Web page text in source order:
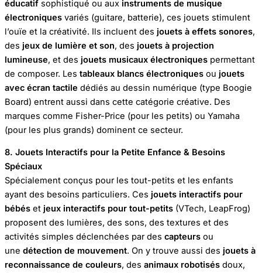
éducatif sophistiqué ou aux instruments de musique
électroniques variés (guitare, batterie), ces jouets stimulent
l’ouïe et la créativité. Ils incluent des jouets à effets sonores,
des jeux de lumière et son, des jouets à projection
lumineuse, et des jouets musicaux électroniques permettant
de composer. Les tableaux blancs électroniques ou jouets
avec écran tactile dédiés au dessin numérique (type Boogie
Board) entrent aussi dans cette catégorie créative. Des
marques comme Fisher-Price (pour les petits) ou Yamaha
(pour les plus grands) dominent ce secteur.
8. Jouets Interactifs pour la Petite Enfance & Besoins
Spéciaux
Spécialement conçus pour les tout-petits et les enfants
ayant des besoins particuliers. Ces jouets interactifs pour
bébés et jeux interactifs pour tout-petits (VTech, LeapFrog)
proposent des lumières, des sons, des textures et des
activités simples déclenchées par des capteurs ou
une détection de mouvement. On y trouve aussi des jouets à
reconnaissance de couleurs, des animaux robotisés doux,